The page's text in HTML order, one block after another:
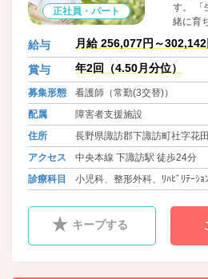
正社員・パート
す。 「
緒に育
相談か
まで、
いつで
域の方
ます。
給与 月給 256,077円～302,142
賞与 年2回（4.50月分位）
募集形態
看護師（常勤(3交替)）
配属
障害者支援施設
住所
長野県諏訪郡下諏訪町社字花
アクセス
中央本線 下諏訪駅 徒歩24分
診療科目
小児科、整形外科、ﾘﾊﾋﾞﾘﾃｰｼ
キープする